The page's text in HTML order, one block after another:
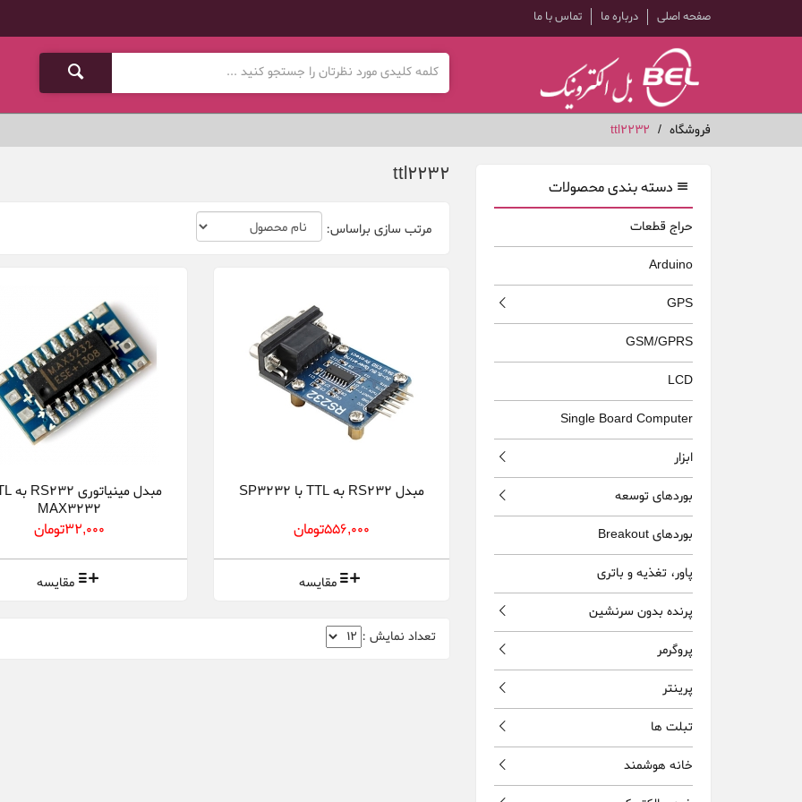
صفحه اصلی درباره ما تماس با ما
فروشگاه ttl2232
دسته بندی محصولات
حراج قطعات
Arduino
GPS
GSM/GPRS
LCD
Single Board Computer
ابزار
بوردهای توسعه
بوردهای Breakout
پاور، تغذيه و باتری
پرنده بدون سرنشين
پروگرمر
پرینتر
تبلت ها
خانه هوشمند
ttl2232
مرتب سازی براساس:
مبدل RS232 به TTL با SP3232
556,000تومان
مقایسه
MAX3232
32,000تومان
مقایسه
تعداد نمایش :